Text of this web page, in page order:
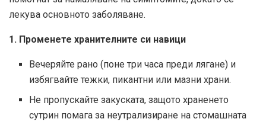
лекува основното заболяване.
1. Променете хранителните си навици
Вечеряйте рано (поне три часа преди лягане) и
избягвайте тежки, пикантни или мазни храни.
Не пропускайте закуската, защото храненето
сутрин помага за неутрализиране на стомашната